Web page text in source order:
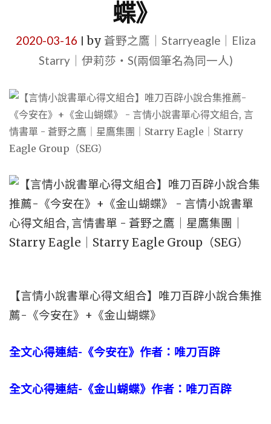
蝶》
2020-03-16 by 蒼野之鷹｜Starryeagle｜Eliza
Starry｜伊莉莎・S(兩個筆名為同一人)
【言情小說書單心得文組合】唯刀百辟小說合集推
薦-《今安在》+《金山蝴蝶》
全文心得連結-《今安在》作者：唯刀百辟
全文心得連結-《金山蝴蝶》作者：唯刀百辟